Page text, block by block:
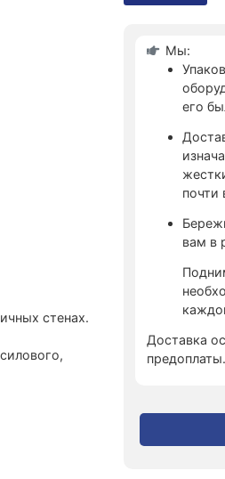
Мы:
его
почти
вам в
Доставка
предоплаты.
стенах.